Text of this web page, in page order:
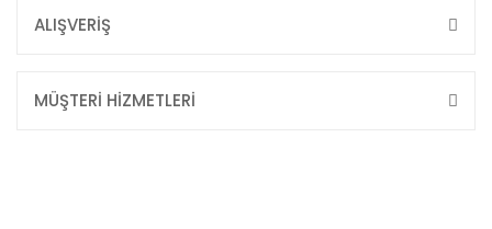
ALIŞVERİŞ
MÜŞTERİ HİZMETLERİ